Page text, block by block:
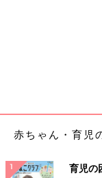
赤ちゃん・育児
育児の